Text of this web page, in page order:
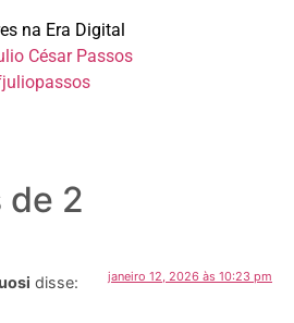
na Era Digital
César Passos
de 2
disse: janeiro 12, 2026 às 10:23 pm